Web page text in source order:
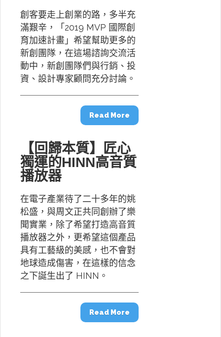
創客要走上創業的路，多半充
滿艱辛，「2019 MVP 國際創
育加速計畫」希望幫助更多的
新創團隊，在這場諮詢交流活
動中，新創團隊們與行銷、投
資、設計專家顧問充分討論。
Read More
【回歸本質】匠心
獨運的HINN高音質
播放器
在電子產業待了二十多年的姚
松盛，與周文正共同創辦了樂
聞實業，除了希望打造高音質
播放器之外，更希望這個產品
具有工藝級的美感，也不會對
地球造成傷害，在這樣的信念
之下誕生出了 HINN。
Read More